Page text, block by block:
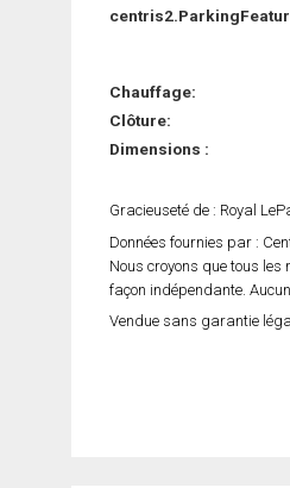
Chauffage:
Clôture:
Dimensions :
Gracieuseté de : Royal
Données fournies par :
Nous croyons que tous
façon indépendante.
Vendue sans garantie